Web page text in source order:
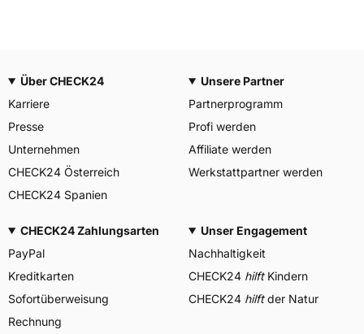
Über CHECK24
Karriere
Presse
Unternehmen
CHECK24 Österreich
CHECK24 Spanien
Unsere Partner
Partnerprogramm
Profi werden
Affiliate werden
Werkstattpartner werden
CHECK24 Zahlungsarten
PayPal
Kreditkarten
Sofortüberweisung
Rechnung
Unser Engagement
Nachhaltigkeit
CHECK24 hilftKindern
CHECK24 hilftder Natur